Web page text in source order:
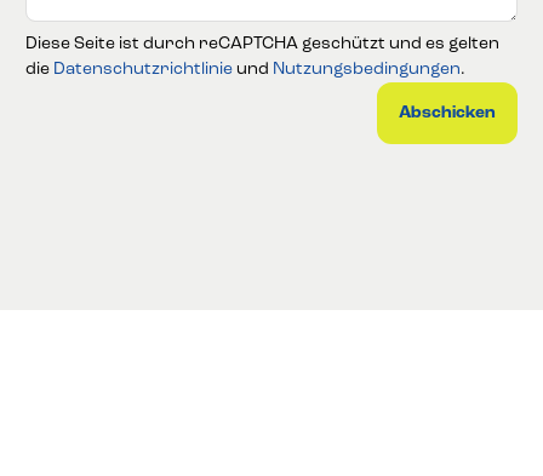
Diese Seite ist durch reCAPTCHA geschützt und es gelten
die Datenschutzrichtlinie und Nutzungsbedingungen.
Abschicken